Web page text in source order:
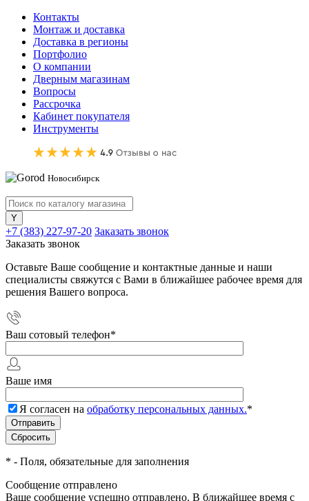
Контакты
Монтаж и доставка
Доставка в регионы
Портфолио
О компании
Дверным магазинам
Вопросы
Рассрочка
Кабинет покупателя
Инструменты
Новосибирск
+7 (383) 227-97-20 Заказать звонок
Заказать звонок
Оставьте Ваше сообщение и контактные данные и наши
специалисты свяжутся с Вами в ближайшее рабочее время для
решения Вашего вопроса.
Ваш сотовый телефон*
Ваше имя
Я согласен на обработку персональных данных.*
* - Поля, обязательные для заполнения
Сообщение отправлено
Ваше сообщение успешно отправлено. В ближайшее время с